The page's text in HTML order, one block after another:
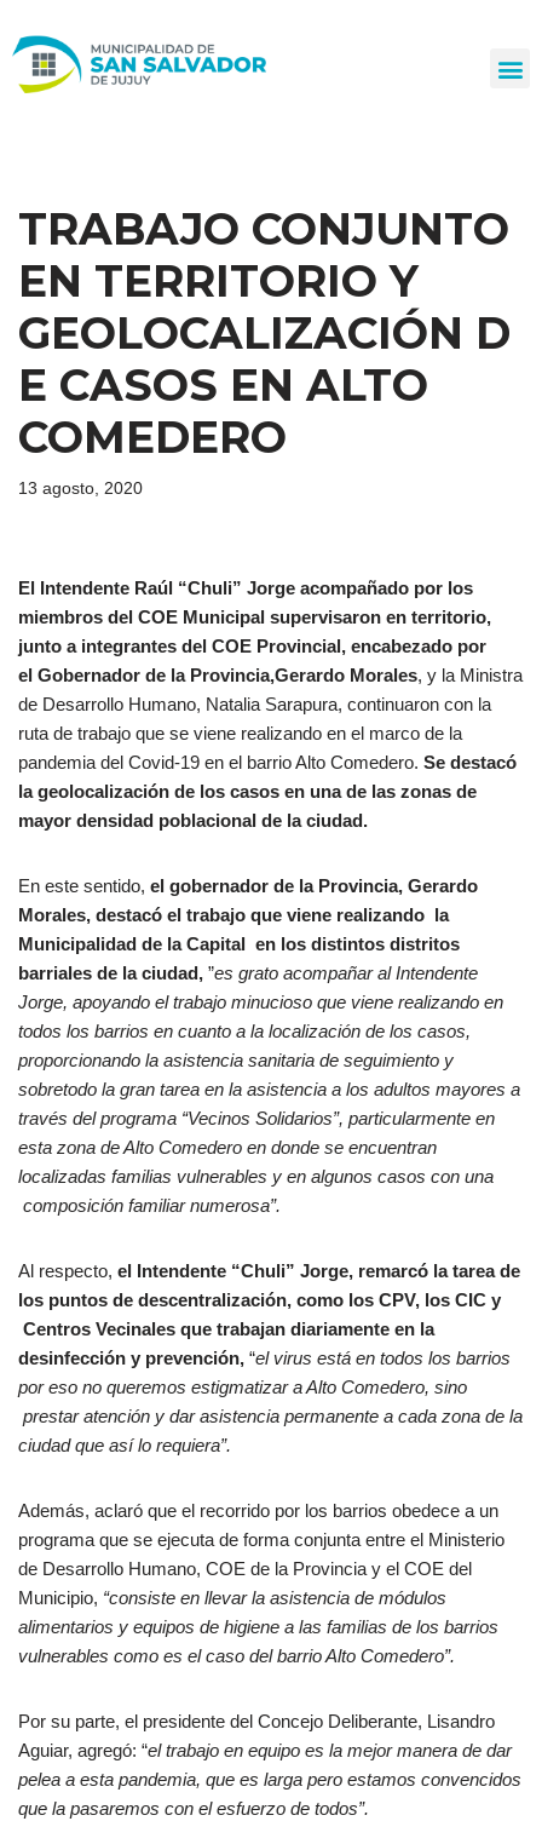
al
TRABAJO CONJUNTO
EN TERRITORIO Y
GEOLOCALIZACIÓN D
E CASOS EN ALTO
COMEDERO
13 agosto, 2020
El Intendente Raúl “Chuli” Jorge acompañado por los
miembros del COE Municipal supervisaron en territorio,
junto a integrantes del COE Provincial, encabezado por
el Gobernador de la Provincia,Gerardo Morales, y la Ministra
de Desarrollo Humano, Natalia Sarapura, continuaron con la
ruta de trabajo que se viene realizando en el marco de la
pandemia del Covid-19 en el barrio Alto Comedero. Se destacó
la geolocalización de los casos en una de las zonas de
mayor densidad poblacional de la ciudad.
En este sentido, el gobernador de la Provincia, Gerardo
Morales, destacó el trabajo que viene realizando la
Municipalidad de la Capital en los distintos distritos
barriales de la ciudad, ”es grato acompañar al Intendente
Jorge, apoyando el trabajo minucioso que viene realizando en
todos los barrios en cuanto a la localización de los casos,
proporcionando la asistencia sanitaria de seguimiento y
sobretodo la gran tarea en la asistencia a los adultos mayores a
través del programa “Vecinos Solidarios”, particularmente en
esta zona de Alto Comedero en donde se encuentran
localizadas familias vulnerables y en algunos casos con una
composición familiar numerosa”.
Al respecto, el Intendente “Chuli” Jorge, remarcó la tarea de
los puntos de descentralización, como los CPV, los CIC y
Centros Vecinales que trabajan diariamente en la
desinfección y prevención, “el virus está en todos los barrios
por eso no queremos estigmatizar a Alto Comedero, sino
prestar atención y dar asistencia permanente a cada zona de la
ciudad que así lo requiera”.
Además, aclaró que el recorrido por los barrios obedece a un
programa que se ejecuta de forma conjunta entre el Ministerio
de Desarrollo Humano, COE de la Provincia y el COE del
Municipio, “consiste en llevar la asistencia de módulos
alimentarios y equipos de higiene a las familias de los barrios
vulnerables como es el caso del barrio Alto Comedero”.
Por su parte, el presidente del Concejo Deliberante, Lisandro
Aguiar, agregó: “el trabajo en equipo es la mejor manera de dar
pelea a esta pandemia, que es larga pero estamos convencidos
que la pasaremos con el esfuerzo de todos”.